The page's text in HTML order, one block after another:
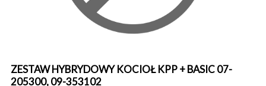
ZESTAW HYBRYDOWY KOCIOŁ KPP + BASIC 07-
205300, 09-353102